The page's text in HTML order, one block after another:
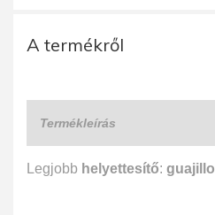
A termékről
Termékleírás
Legjobb helyettesítő: guajillo